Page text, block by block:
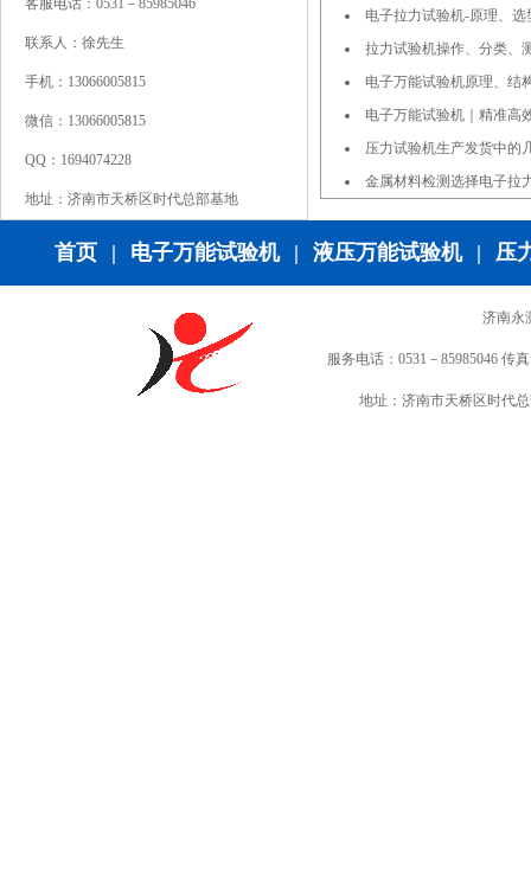
客服电话：0531－85985046
联系人：徐先生
手机：13066005815
微信：13066005815
QQ：1694074228
地址：济南市天桥区时代总部基地
电子拉力试验机-原理、选
拉力试验机操作、分类、
电子万能试验机原理、结
电子万能试验机｜精准高
压力试验机生产发货中的
金属材料检测选择电子拉
首页 | 电子万能试验机 | 液压万能试验机 | 压
济南永
服务电话：0531－85985046 传
地址：济南市天桥区时代